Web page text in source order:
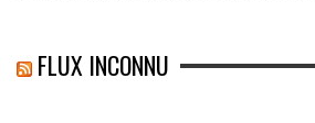
FLUX INCONNU